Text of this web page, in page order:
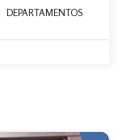
DEPARTAMENTOS